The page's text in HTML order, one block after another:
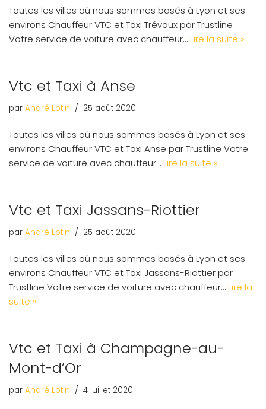
Toutes les villes où nous sommes basés à Lyon et ses
environs Chauffeur VTC et Taxi Trévoux par Trustline
Votre service de voiture avec chauffeur…Lire la suite »
Vtc et Taxi à Anse
par André Lotin 25 août 2020
Toutes les villes où nous sommes basés à Lyon et ses
environs Chauffeur VTC et Taxi Anse par Trustline Votre
service de voiture avec chauffeur…Lire la suite »
Vtc et Taxi Jassans-Riottier
par André Lotin 25 août 2020
Toutes les villes où nous sommes basés à Lyon et ses
environs Chauffeur VTC et Taxi Jassans-Riottier par
Trustline Votre service de voiture avec chauffeur…Lire la
suite »
Vtc et Taxi à Champagne-au-
Mont-d’Or
par André Lotin 4 juillet 2020